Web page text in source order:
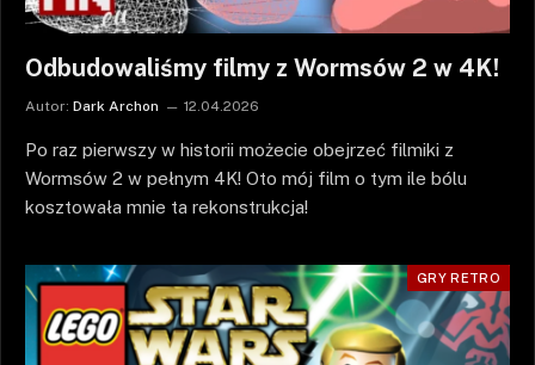
Odbudowaliśmy filmy z Wormsów 2 w 4K!
Autor: Dark Archon 12.04.2026
Po raz pierwszy w historii możecie obejrzeć filmiki z
Wormsów 2 w pełnym 4K! Oto mój film o tym ile bólu
kosztowała mnie ta rekonstrukcja!
GRY RETRO